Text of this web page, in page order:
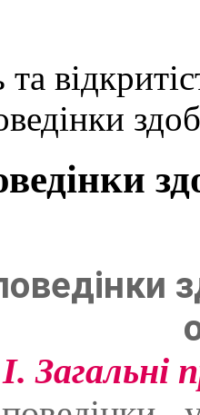
І. Загальні